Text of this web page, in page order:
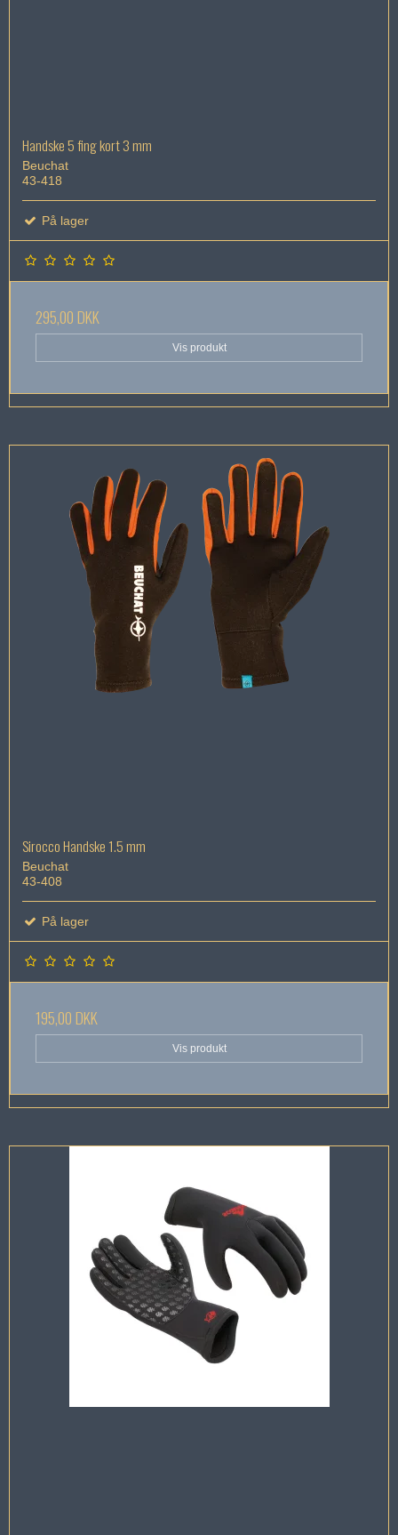
Handske 5 fing kort 3 mm
Beuchat
43-418
På lager
295,00 DKK
Vis produkt
Sirocco Handske 1.5 mm
Beuchat
43-408
På lager
195,00 DKK
Vis produkt